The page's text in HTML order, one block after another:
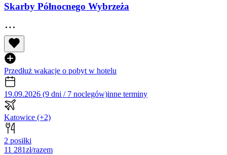
Skarby Północnego Wybrzeża
Przedłuż wakacje o pobyt w hotelu
19.09.2026 (9 dni / 7 noclegów)inne terminy
Katowice (+2)
2 posiłki
11 281zł/razem